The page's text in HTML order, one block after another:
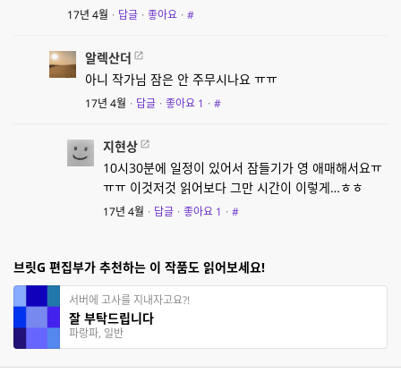
17년 4월 · 답글 · 좋아요 · #
알렉산더
아니 작가님 잠은 안 주무시나요 ㅠㅠ
17년 4월 · 답글 · 좋아요 1 · #
지현상
10시30분에 일정이 있어서 잠들기가 영 애매해서요ㅠ
ㅠㅠ 이것저것 읽어보다 그만 시간이 이렇게…ㅎㅎ
17년 4월 · 답글 · 좋아요 1 · #
브릿G 편집부가 추천하는 이 작품도 읽어보세요!
서버에 고사를 지내자고요?!
잘 부탁드립니다
파랑파, 일반